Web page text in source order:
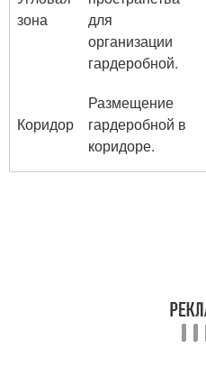
зона
для
организации
гардеробной.
Коридор
Размещение
гардеробной в
коридоре.